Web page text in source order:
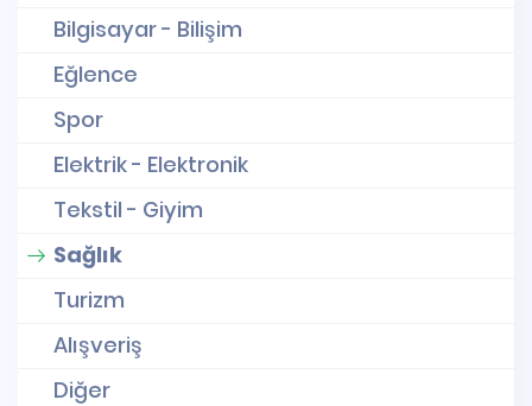
Bilgisayar - Bilişim
Eğlence
Spor
Elektrik - Elektronik
Tekstil - Giyim
Sağlık
Turizm
Alışveriş
Diğer